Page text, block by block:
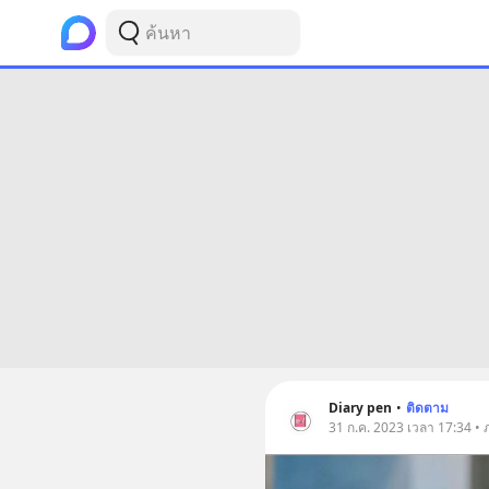
Diary pen • ติดตาม
31 ก.ค. 2023 เวลา 17:34